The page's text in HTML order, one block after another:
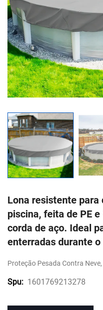
Lona resistente para
piscina, feita de PE
corda de aço. Ideal
enterradas durante o
Proteção Pesada Contra
Spu: 1601769213278